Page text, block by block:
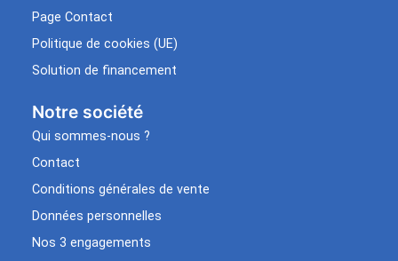
Page Contact
Politique de cookies (UE)
Solution de financement
Notre société
Qui sommes-nous ?
Contact
Conditions générales de vente
Données personnelles
Nos 3 engagements